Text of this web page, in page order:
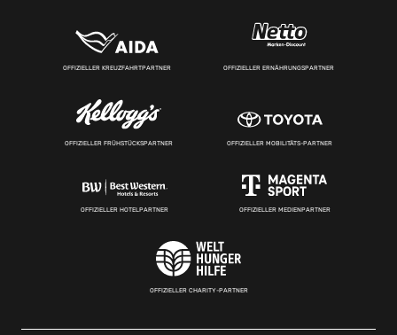
OFFIZIELLER KREUZFAHRTPARTNER OFFIZIELLER ERNÄHRUNGSPARTNER
OFFIZIELLER FRÜHSTÜCKSPARTNER OFFIZIELLER MOBILITÄTS-PARTNER
OFFIZIELLER HOTELPARTNER OFFIZIELLER MEDIENPARTNER
OFFIZIELLER CHARITY-PARTNER